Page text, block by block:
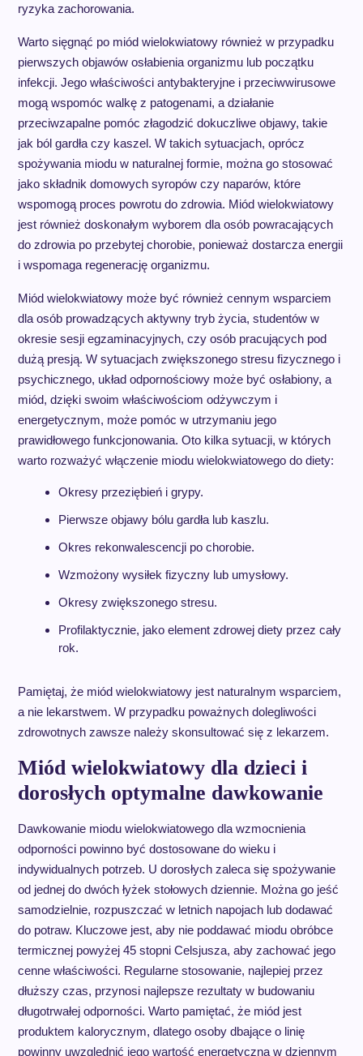
ryzyka zachorowania.
Warto sięgnąć po miód wielokwiatowy również w przypadku
pierwszych objawów osłabienia organizmu lub początku
infekcji. Jego właściwości antybakteryjne i przeciwwirusowe
mogą wspomóc walkę z patogenami, a działanie
przeciwzapalne pomóc złagodzić dokuczliwe objawy, takie
jak ból gardła czy kaszel. W takich sytuacjach, oprócz
spożywania miodu w naturalnej formie, można go stosować
jako składnik domowych syropów czy naparów, które
wspomogą proces powrotu do zdrowia. Miód wielokwiatowy
jest również doskonałym wyborem dla osób powracających
do zdrowia po przebytej chorobie, ponieważ dostarcza energii
i wspomaga regenerację organizmu.
Miód wielokwiatowy może być również cennym wsparciem
dla osób prowadzących aktywny tryb życia, studentów w
okresie sesji egzaminacyjnych, czy osób pracujących pod
dużą presją. W sytuacjach zwiększonego stresu fizycznego i
psychicznego, układ odpornościowy może być osłabiony, a
miód, dzięki swoim właściwościom odżywczym i
energetycznym, może pomóc w utrzymaniu jego
prawidłowego funkcjonowania. Oto kilka sytuacji, w których
warto rozważyć włączenie miodu wielokwiatowego do diety:
Okresy przeziębień i grypy.
Pierwsze objawy bólu gardła lub kaszlu.
Okres rekonwalescencji po chorobie.
Wzmożony wysiłek fizyczny lub umysłowy.
Okresy zwiększonego stresu.
Profilaktycznie, jako element zdrowej diety przez cały
rok.
Pamiętaj, że miód wielokwiatowy jest naturalnym wsparciem,
a nie lekarstwem. W przypadku poważnych dolegliwości
zdrowotnych zawsze należy skonsultować się z lekarzem.
Miód wielokwiatowy dla dzieci i
dorosłych optymalne dawkowanie
Dawkowanie miodu wielokwiatowego dla wzmocnienia
odporności powinno być dostosowane do wieku i
indywidualnych potrzeb. U dorosłych zaleca się spożywanie
od jednej do dwóch łyżek stołowych dziennie. Można go jeść
samodzielnie, rozpuszczać w letnich napojach lub dodawać
do potraw. Kluczowe jest, aby nie poddawać miodu obróbce
termicznej powyżej 45 stopni Celsjusza, aby zachować jego
cenne właściwości. Regularne stosowanie, najlepiej przez
dłuższy czas, przynosi najlepsze rezultaty w budowaniu
długotrwałej odporności. Warto pamiętać, że miód jest
produktem kalorycznym, dlatego osoby dbające o linię
powinny uwzględnić jego wartość energetyczną w dziennym